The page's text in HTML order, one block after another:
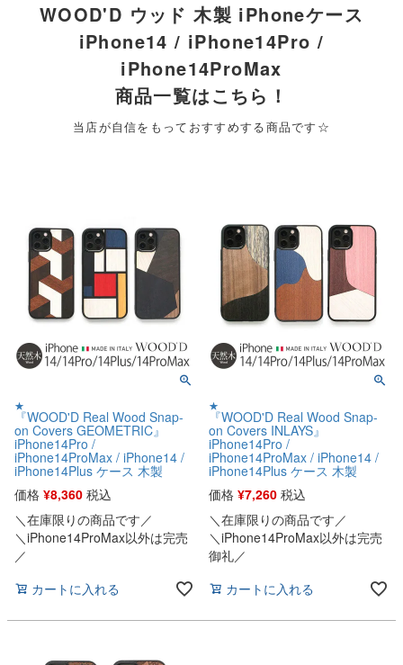
WOOD'D ウッド 木製 iPhoneケース
iPhone14 / iPhone14Pro /
iPhone14ProMax
商品一覧はこちら！
当店が自信をもっておすすめする商品です☆
★
『WOOD'D Real Wood Snap-
on Covers GEOMETRIC』
iPhone14Pro /
iPhone14ProMax / iPhone14 /
iPhone14Plus ケース 木製
価格 ¥8,360 税込
＼在庫限りの商品です／
＼iPhone14ProMax以外は完売
／
カートに入れる
★
『WOOD'D Real Wood Snap-
on Covers INLAYS』
iPhone14Pro /
iPhone14ProMax / iPhone14 /
iPhone14Plus ケース 木製
価格 ¥7,260 税込
＼在庫限りの商品です／
＼iPhone14ProMax以外は完売
御礼／
カートに入れる